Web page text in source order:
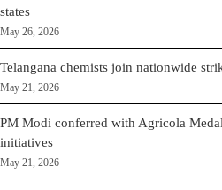
states
May 26, 2026
Telangana chemists join nationwide
May 21, 2026
PM Modi conferred with Agricola
initiatives
May 21, 2026